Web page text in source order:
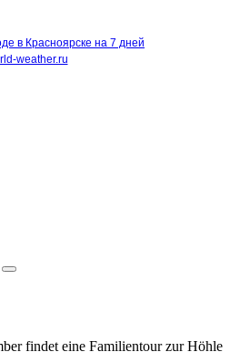
в Красноярске на 7 дней
weather.ru
findet eine Familientour zur Höhle